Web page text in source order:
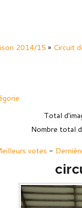
2014/15» Circuit
Total
Nombre total
votes -